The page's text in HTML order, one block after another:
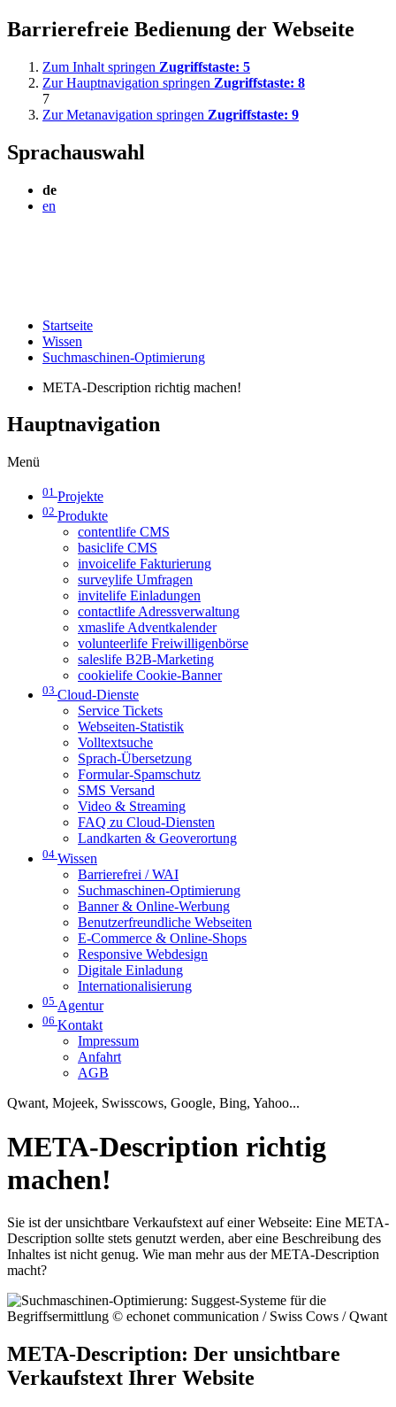
Barrierefreie Bedienung der Webseite
Zum Inhalt springen Zugriffstaste: 5
Zur Hauptnavigation springen Zugriffstaste: 8
7
Zur Metanavigation springen Zugriffstaste: 9
Sprachauswahl
de
en
Startseite
Wissen
Suchmaschinen-Optimierung
META-Description richtig machen!
Hauptnavigation
Menü
01 Projekte
02 Produkte
contentlife CMS
basiclife CMS
invoicelife Fakturierung
surveylife Umfragen
invitelife Einladungen
contactlife Adressverwaltung
xmaslife Adventkalender
volunteerlife Freiwilligenbörse
saleslife B2B-Marketing
cookielife Cookie-Banner
03 Cloud-Dienste
Service Tickets
Webseiten-Statistik
Volltextsuche
Sprach-Übersetzung
Formular-Spamschutz
SMS Versand
Video & Streaming
FAQ zu Cloud-Diensten
Landkarten & Geoverortung
04 Wissen
Barrierefrei / WAI
Suchmaschinen-Optimierung
Banner & Online-Werbung
Benutzerfreundliche Webseiten
E-Commerce & Online-Shops
Responsive Webdesign
Digitale Einladung
Internationalisierung
05 Agentur
06 Kontakt
Impressum
Anfahrt
AGB
Qwant, Mojeek, Swisscows, Google, Bing, Yahoo...
META-Description richtig
machen!
Sie ist der unsichtbare Verkaufstext auf einer Webseite: Eine META-
Description sollte stets genutzt werden, aber eine Beschreibung des
Inhaltes ist nicht genug. Wie man mehr aus der META-Description
macht?
META-Description: Der unsichtbare
Verkaufstext Ihrer Website